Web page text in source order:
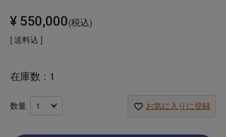
¥ 550,000 税込
送料込
在庫数 1
お気に入りに登録